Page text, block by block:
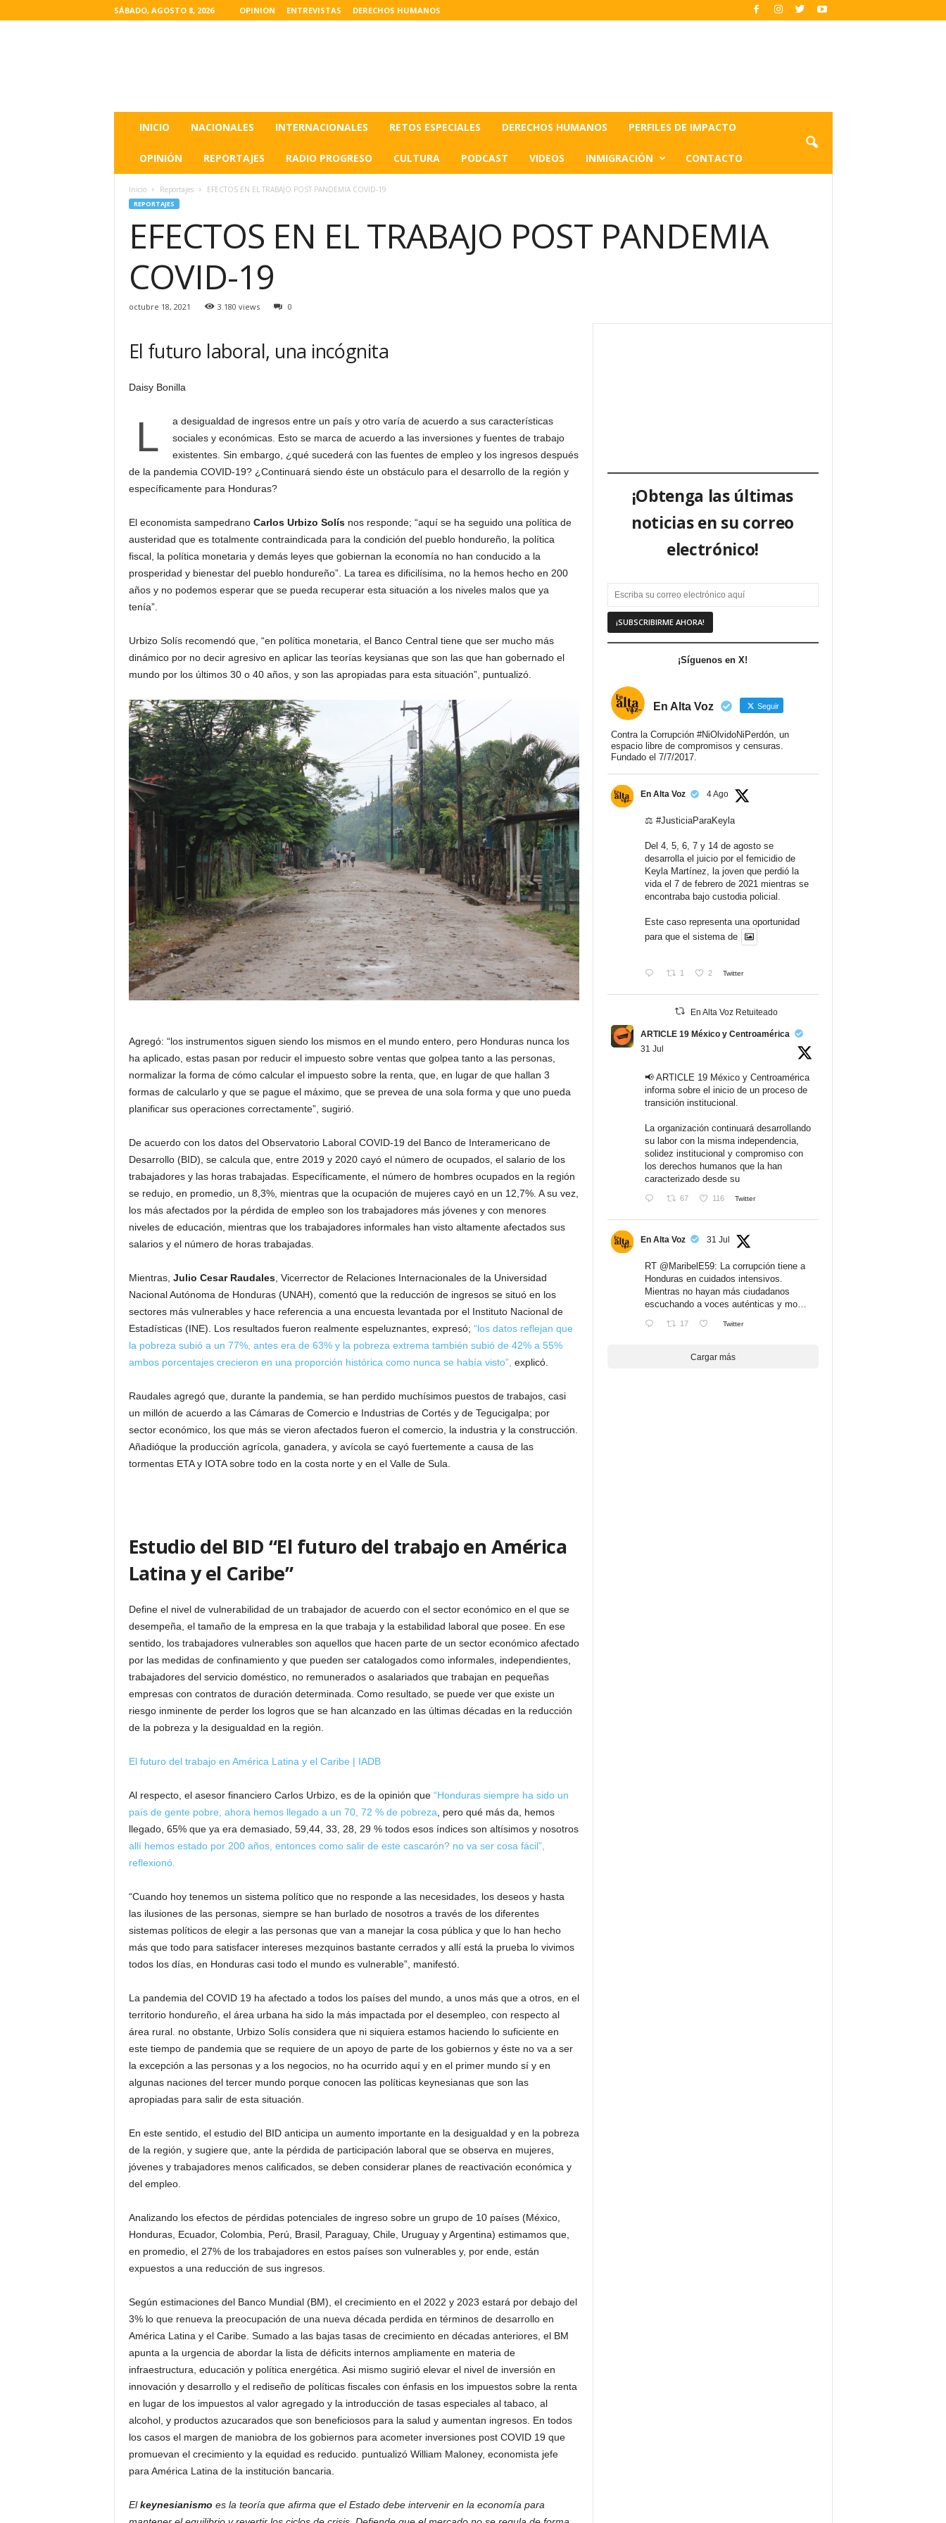
SÁBADO, AGOSTO 8, 2026 OPINION ENTREVISTAS DERECHOS HUMANOS
INICIO NACIONALES INTERNACIONALES RETOS ESPECIALES DERECHOS HUMANOS PERFILES DE IMPACTO
OPINIÓN REPORTAJES RADIO PROGRESO CULTURA PODCAST VIDEOS INMIGRACIÓN CONTACTO
Inicio Reportajes EFECTOS EN EL TRABAJO POST PANDEMIA COVID-19
REPORTAJES
EFECTOS EN EL TRABAJO POST PANDEMIA
COVID-19
octubre 18, 2021 3.180 views 0
El futuro laboral, una incógnita
Daisy Bonilla
L
a desigualdad de ingresos entre un país y otro varía de acuerdo a sus características
sociales y económicas. Esto se marca de acuerdo a las inversiones y fuentes de trabajo
existentes. Sin embargo, ¿qué sucederá con las fuentes de empleo y los ingresos después
de la pandemia COVID-19? ¿Continuará siendo éste un obstáculo para el desarrollo de la región y
específicamente para Honduras?
El economista sampedrano Carlos Urbizo Solísnos responde; “aquí se ha seguido una política de
austeridad que es totalmente contraindicada para la condición del pueblo hondureño, la política
fiscal, la política monetaria y demás leyes que gobiernan la economía no han conducido a la
prosperidad y bienestar del pueblo hondureño”. La tarea es dificilísima, no la hemos hecho en 200
años y no podemos esperar que se pueda recuperar esta situación a los niveles malos que ya
tenía”.
Urbizo Solís recomendó que, “en política monetaria, el Banco Central tiene que ser mucho más
dinámico por no decir agresivo en aplicar las teorías keysianas que son las que han gobernado el
mundo por los últimos 30 o 40 años, y son las apropiadas para esta situación”, puntualizó.
Agregó: “los instrumentos siguen siendo los mismos en el mundo entero, pero Honduras nunca los
ha aplicado, estas pasan por reducir el impuesto sobre ventas que golpea tanto a las personas,
normalizar la forma de cómo calcular el impuesto sobre la renta, que, en lugar de que hallan 3
formas de calcularlo y que se pague el máximo, que se prevea de una sola forma y que uno pueda
planificar sus operaciones correctamente”, sugirió.
De acuerdo con los datos del Observatorio Laboral COVID-19 del Banco de Interamericano de
Desarrollo (BID), se calcula que, entre 2019 y 2020 cayó el número de ocupados, el salario de los
trabajadores y las horas trabajadas. Específicamente, el número de hombres ocupados en la región
se redujo, en promedio, un 8,3%, mientras que la ocupación de mujeres cayó en un 12,7%. A su vez,
los más afectados por la pérdida de empleo son los trabajadores más jóvenes y con menores
niveles de educación, mientras que los trabajadores informales han visto altamente afectados sus
salarios y el número de horas trabajadas.
Mientras, Julio Cesar Raudales, Vicerrector de Relaciones Internacionales de la Universidad
Nacional Autónoma de Honduras (UNAH), comentó que la reducción de ingresos se situó en los
sectores más vulnerables y hace referencia a una encuesta levantada por el Instituto Nacional de
Estadísticas (INE). Los resultados fueron realmente espeluznantes, expresó; “los datos reflejan que
la pobreza subió a un 77%, antes era de 63% y la pobreza extrema también subió de 42% a 55%
ambos porcentajes crecieron en una proporción histórica como nunca se había visto”, explicó.
Raudales agregó que, durante la pandemia, se han perdido muchísimos puestos de trabajos, casi
un millón de acuerdo a las Cámaras de Comercio e Industrias de Cortés y de Tegucigalpa; por
sector económico, los que más se vieron afectados fueron el comercio, la industria y la construcción.
Añadióque la producción agrícola, ganadera, y avícola se cayó fuertemente a causa de las
tormentas ETA y IOTA sobre todo en la costa norte y en el Valle de Sula.
Estudio del BID “El futuro del trabajo en América
Latina y el Caribe”
Define el nivel de vulnerabilidad de un trabajador de acuerdo con el sector económico en el que se
desempeña, el tamaño de la empresa en la que trabaja y la estabilidad laboral que posee. En ese
sentido, los trabajadores vulnerables son aquellos que hacen parte de un sector económico afectado
por las medidas de confinamiento y que pueden ser catalogados como informales, independientes,
trabajadores del servicio doméstico, no remunerados o asalariados que trabajan en pequeñas
empresas con contratos de duración determinada. Como resultado, se puede ver que existe un
riesgo inminente de perder los logros que se han alcanzado en las últimas décadas en la reducción
de la pobreza y la desigualdad en la región.
El futuro del trabajo en América Latina y el Caribe | IADB
Al respecto, el asesor financiero Carlos Urbizo, es de la opinión que “Honduras siempre ha sido un
país de gente pobre, ahora hemos llegado a un 70, 72 % de pobreza , pero qué más da, hemos
llegado, 65% que ya era demasiado, 59,44, 33, 28, 29 % todos esos índices son altísimos y nosotros
allí hemos estado por 200 años, entonces como salir de este cascarón? no va ser cosa fácil”,
reflexionó.
“Cuando hoy tenemos un sistema político que no responde a las necesidades, los deseos y hasta
las ilusiones de las personas, siempre se han burlado de nosotros a través de los diferentes
sistemas políticos de elegir a las personas que van a manejar la cosa pública y que lo han hecho
más que todo para satisfacer intereses mezquinos bastante cerrados y allí está la prueba lo vivimos
todos los días, en Honduras casi todo el mundo es vulnerable”, manifestó.
La pandemia del COVID 19 ha afectado a todos los países del mundo, a unos más que a otros, en el
territorio hondureño, el área urbana ha sido la más impactada por el desempleo, con respecto al
área rural. no obstante, Urbizo Solís considera que ni siquiera estamos haciendo lo suficiente en
este tiempo de pandemia que se requiere de un apoyo de parte de los gobiernos y éste no va a ser
la excepción a las personas y a los negocios, no ha ocurrido aquí y en el primer mundo sí y en
algunas naciones del tercer mundo porque conocen las políticas keynesianas que son las
apropiadas para salir de esta situación.
En este sentido, el estudio del BID anticipa un aumento importante en la desigualdad y en la pobreza
de la región, y sugiere que, ante la pérdida de participación laboral que se observa en mujeres,
jóvenes y trabajadores menos calificados, se deben considerar planes de reactivación económica y
del empleo.
Analizando los efectos de pérdidas potenciales de ingreso sobre un grupo de 10 países (México,
Honduras, Ecuador, Colombia, Perú, Brasil, Paraguay, Chile, Uruguay y Argentina) estimamos que,
en promedio, el 27% de los trabajadores en estos países son vulnerables y, por ende, están
expuestos a una reducción de sus ingresos.
Según estimaciones del Banco Mundial (BM), el crecimiento en el 2022 y 2023 estará por debajo del
3% lo que renueva la preocupación de una nueva década perdida en términos de desarrollo en
América Latina y el Caribe. Sumado a las bajas tasas de crecimiento en décadas anteriores, el BM
apunta a la urgencia de abordar la lista de déficits internos ampliamente en materia de
infraestructura, educación y política energética. Asi mismo sugirió elevar el nivel de inversión en
innovación y desarrollo y el rediseño de políticas fiscales con énfasis en los impuestos sobre la renta
en lugar de los impuestos al valor agregado y la introducción de tasas especiales al tabaco, al
alcohol, y productos azucarados que son beneficiosos para la salud y aumentan ingresos. En todos
los casos el margen de maniobra de los gobiernos para acometer inversiones post COVID 19 que
promuevan el crecimiento y la equidad es reducido. puntualizó William Maloney, economista jefe
para América Latina de la institución bancaria.
Elkeynesianismo es la teoría que afirma que el Estado debe intervenir en la economía para
¡Obtenga las últimas
noticias en su correo
electrónico!
¡Síguenos en X!
En Alta Voz Seguir
Contra la Corrupción #NiOlvidoNiPerdón, un
espacio libre de compromisos y censuras.
Fundado el 7/7/2017.
En Alta Voz 4 Ago
⚖️ #JusticiaParaKeyla
Del 4, 5, 6, 7 y 14 de agosto se
desarrolla el juicio por el femicidio de
Keyla Martínez, la joven que perdió la
vida el 7 de febrero de 2021 mientras se
encontraba bajo custodia policial.
Este caso representa una oportunidad
para que el sistema de
1 2 Twitter
En Alta Voz Retuiteado
ARTICLE 19 México y Centroamérica
31 Jul
📢 ARTICLE 19 México y Centroamérica
informa sobre el inicio de un proceso de
transición institucional.
La organización continuará desarrollando
su labor con la misma independencia,
solidez institucional y compromiso con
los derechos humanos que la han
caracterizado desde su
67 116 Twitter
En Alta Voz 31 Jul
RT @MaribelE59: La corrupción tiene a
Honduras en cuidados intensivos.
Mientras no hayan más ciudadanos
escuchando a voces auténticas y mo…
17 Twitter
Cargar más